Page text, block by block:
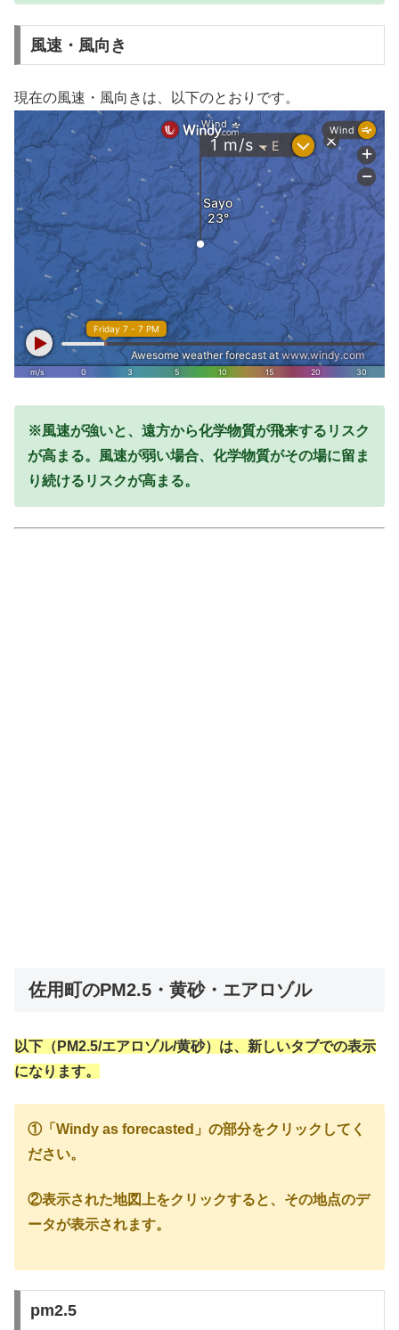
風速・風向き
現在の風速・風向きは、以下のとおりです。
※風速が強いと、遠方から化学物質が飛来するリスク
が高まる。風速が弱い場合、化学物質がその場に留ま
り続けるリスクが高まる。
佐用町のPM2.5・黄砂・エアロゾル
以下（PM2.5/エアロゾル/黄砂）は、新しいタブでの表示
になります。
①「Windy as forecasted」の部分をクリックしてく
ださい。
②表示された地図上をクリックすると、その地点のデ
ータが表示されます。
pm2.5